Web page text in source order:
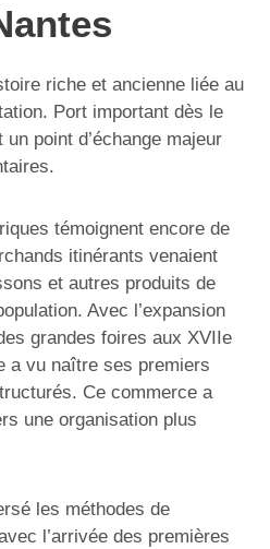
riche et ancienne liée au
Port important dès le
point d’échange majeur
témoignent encore de
itinérants venaient
et autres produits de
Avec l’expansion
grandes foires aux XVIIe
a vu naître ses premiers
Ce commerce a
une organisation plus
les méthodes de
l’arrivée des premières